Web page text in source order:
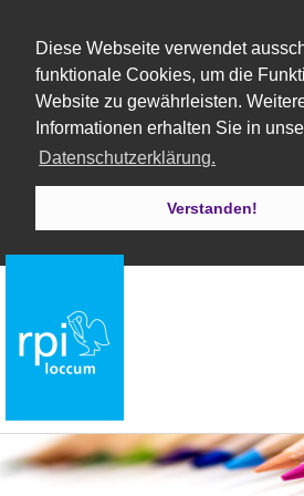
Diese Webseite verwendet
funktionale Cookies, um die
Website zu gewährleisten.
Informationen erhalten Sie in
Datenschutzerklärung.
Verstanden!